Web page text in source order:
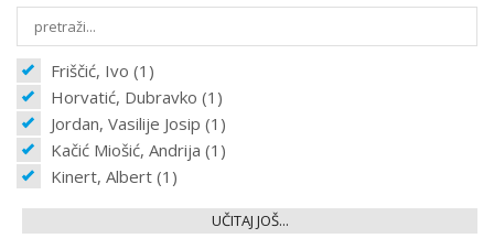
Friščić, Ivo (1)
Horvatić, Dubravko (1)
Jordan, Vasilije Josip (1)
Kačić Miošić, Andrija (1)
Kinert, Albert (1)
UČITAJ JOŠ...